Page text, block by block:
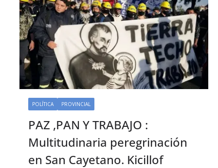
POLÍTICA PROVINCIAL
PAZ ,PAN Y TRABAJO :
Multitudinaria peregrinación
en San Cayetano. Kicillof